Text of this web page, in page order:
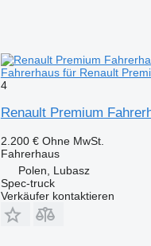
Fahrerhaus für Renault
4
Renault Premium
2.200 € Ohne MwSt.
Fahrerhaus
Polen, Lubasz
Spec-truck
Verkäufer kontaktieren